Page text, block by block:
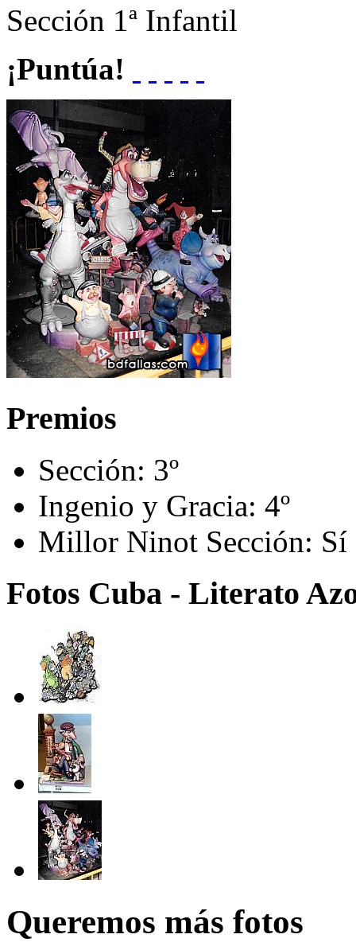
Sección 1ª Infantil
¡Puntúa!
Premios
Sección: 3º
Ingenio y Gracia: 4º
Millor Ninot Sección: Sí
Fotos Cuba - Literato
Queremos más fotos